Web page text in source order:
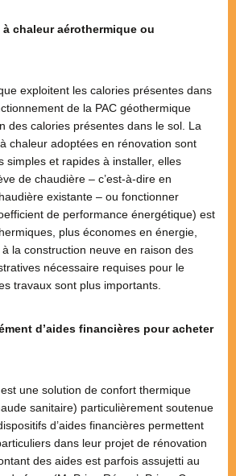
chaleur aérothermique ou
exploitent les calories présentes dans
de la PAC géothermique
des calories présentes dans le sol. La
chaleur adoptées en rénovation sont
simples et rapides à installer, elles
de chaudière – c’est-à-dire en
existante – ou fonctionner
de performance énergétique) est
plus économes en énergie,
la construction neuve en raison des
nécessaire requises pour le
travaux sont plus importants.
d’aides financières pour acheter
une solution de confort thermique
sanitaire) particulièrement soutenue
d’aides financières permettent
dans leur projet de rénovation
des aides est parfois assujetti au